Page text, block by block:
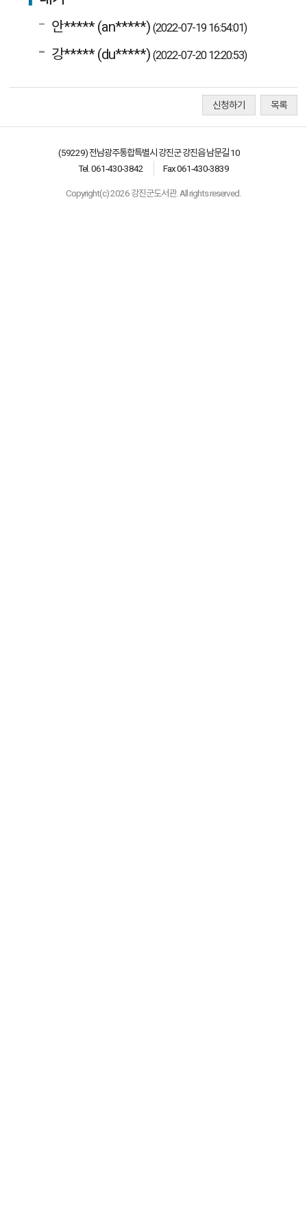
안***** (an*****) (2022-07-19 16:54:01)
강***** (du*****) (2022-07-20 12:20:53)
신청하기 목록
(59229) 전남광주통합특별시 강진군 강진읍 남문길 10
Tel. 061-430-3842
Fax 061-430-3839
Copyright(c) 2026 강진군도서관. All rights reserved.